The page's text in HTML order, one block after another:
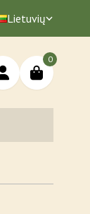
Lietuvių
0